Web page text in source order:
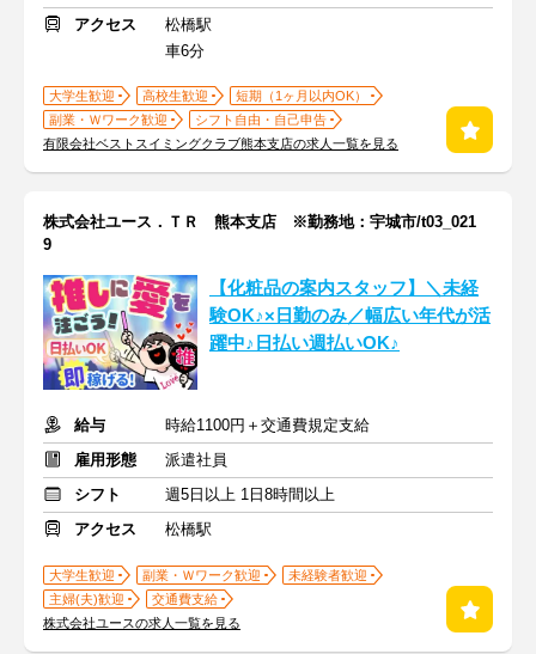
アクセス
松橋駅
車6分
大学生歓迎 高校生歓迎
短期（1ヶ月以内OK）
副業・Ｗワーク歓迎
シフト自由・自己申告
有限会社ベストスイミングクラブ熊本支店の求人一覧を見る
株式会社ユース．ＴＲ 熊本支店 ※勤務地：宇城市/t03_021
9
【化粧品の案内スタッフ】＼未経
験OK♪×日勤のみ／幅広い年代が活
躍中♪日払い週払いOK♪
給与
時給1100円＋交通費規定支給
雇用形態
派遣社員
シフト
週5日以上 1日8時間以上
アクセス
松橋駅
大学生歓迎 副業・Ｗワーク歓迎
未経験者歓迎
主婦(夫)歓迎
交通費支給
株式会社ユースの求人一覧を見る